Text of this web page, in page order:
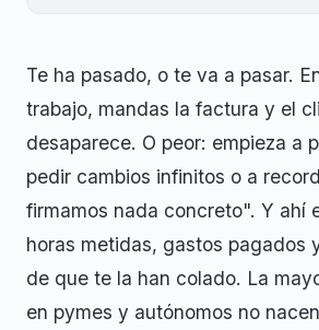
Te ha pasado, o te va a pasar.
trabajo, mandas la factura y el
desaparece. O peor: empieza a
pedir cambios infinitos o a
firmamos nada concreto". Y ahí
horas metidas, gastos pagados
de que te la han colado. La
en pymes y autónomos no